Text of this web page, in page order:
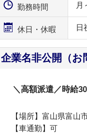
勤務時間 月
休日・休暇 日
企業名非公開（お
＼高額派遣／時給
【場所】富山県富山
【車通勤】可